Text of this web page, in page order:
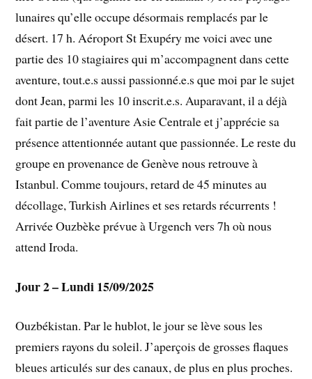
lunaires qu’elle occupe désormais remplacés par le
désert. 17 h. Aéroport St Exupéry me voici avec une
partie des 10 stagiaires qui m’accompagnent dans cette
aventure, tout.e.s aussi passionné.e.s que moi par le sujet
dont Jean, parmi les 10 inscrit.e.s. Auparavant, il a déjà
fait partie de l’aventure Asie Centrale et j’apprécie sa
présence attentionnée autant que passionnée. Le reste du
groupe en provenance de Genève nous retrouve à
Istanbul. Comme toujours, retard de 45 minutes au
décollage, Turkish Airlines et ses retards récurrents !
Arrivée Ouzbèke prévue à Urgench vers 7h où nous
attend Iroda.
Jour 2 – Lundi 15/09/2025
Ouzbékistan. Par le hublot, le jour se lève sous les
premiers rayons du soleil. J’aperçois de grosses flaques
bleues articulés sur des canaux, de plus en plus proches.